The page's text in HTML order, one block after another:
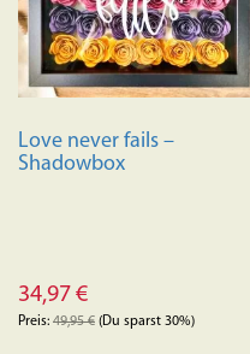
Love never fails –
Shadowbox
34,97 €
Preis: 49,95€ (Du sparst 30%)